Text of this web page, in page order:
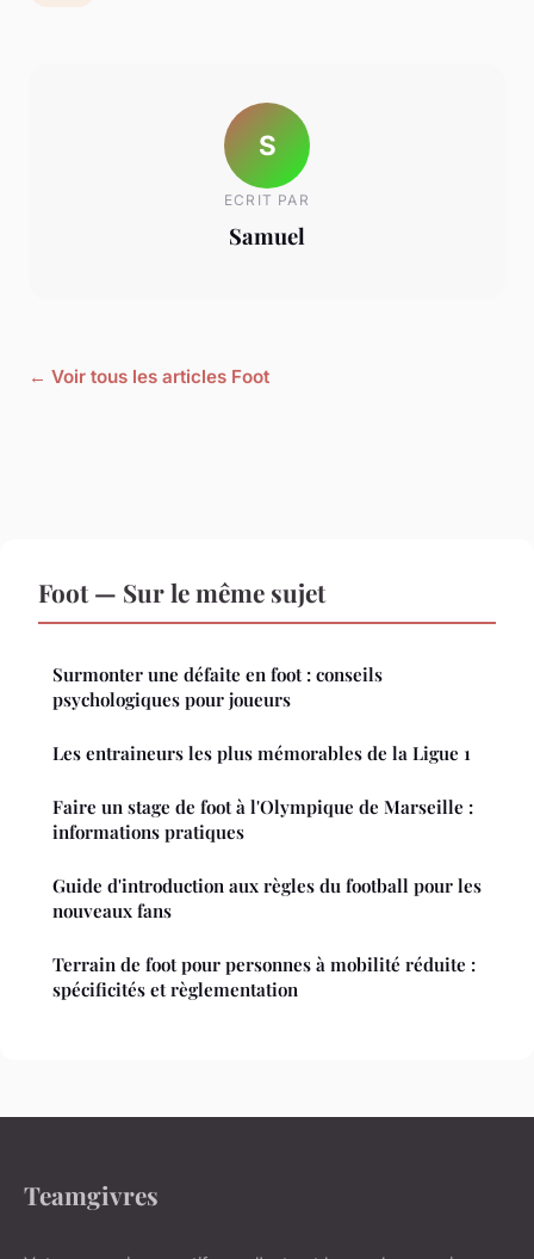
S
ECRIT PAR
Samuel
← Voir tous les articles Foot
Foot — Sur le même sujet
Surmonter une défaite en foot : conseils
psychologiques pour joueurs
Les entraineurs les plus mémorables de la Ligue 1
Faire un stage de foot à l'Olympique de Marseille :
informations pratiques
Guide d'introduction aux règles du football pour les
nouveaux fans
Terrain de foot pour personnes à mobilité réduite :
spécificités et règlementation
Teamgivres